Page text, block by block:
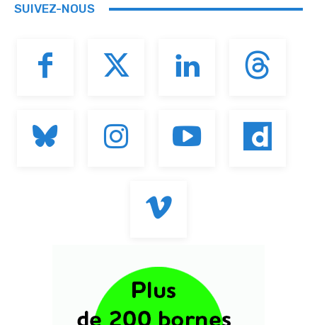
SUIVEZ-NOUS